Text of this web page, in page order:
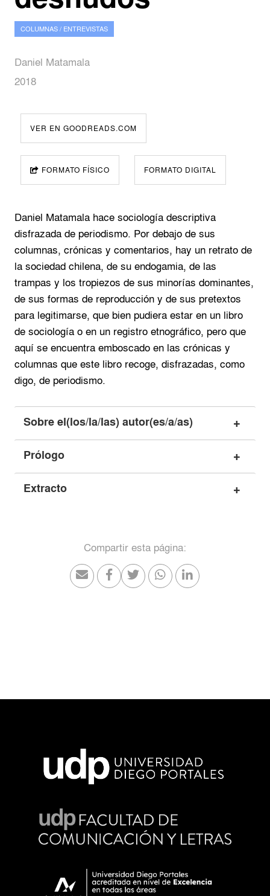
COLUMNAS / ENTREVISTAS
Daniel Matamala
2018
VER EN GOODREADS.COM
FORMATO FÍSICO FORMATO DIGITAL
Daniel Matamala hace sociología descriptiva
disfrazada de periodismo. Por debajo de sus
columnas, crónicas y comentarios, hay un retrato de
la sociedad chilena, de su endogamia, de las
trampas y los tropiezos de sus minorías dominantes,
de sus formas de reproducción y de sus pretextos
para legitimarse, que bien pudiera estar en un libro
de sociología o en un registro etnográfico, pero que
aquí se encuentra emboscado en las crónicas y
columnas que este libro recoge, disfrazadas, como
digo, de periodismo.
Sobre el(los/la/las) autor(es/a/as)
Prólogo
Extracto
Compartir esta página: